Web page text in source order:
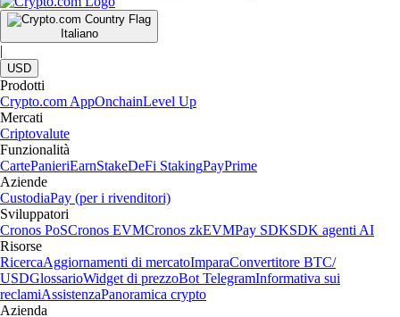
Italiano
|
USD
Prodotti
Crypto.com AppOnchainLevel Up
Mercati
Criptovalute
Funzionalità
CartePanieriEarnStakeDeFi StakingPayPrime
Aziende
CustodiaPay (per i rivenditori)
Sviluppatori
Cronos PoSCronos EVMCronos zkEVMPay SDKSDK agenti AI
Risorse
RicercaAggiornamenti di mercatoImparaConvertitore BTC/
USDGlossarioWidget di prezzoBot TelegramInformativa sui
reclamiAssistenzaPanoramica crypto
Azienda